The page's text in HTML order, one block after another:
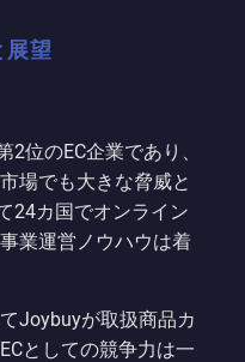
展望
位のEC企業であり、
場でも大きな脅威と
24カ国でオンライン
業運営ノウハウは着
Joybuyが取扱商品カ
としての競争力は一